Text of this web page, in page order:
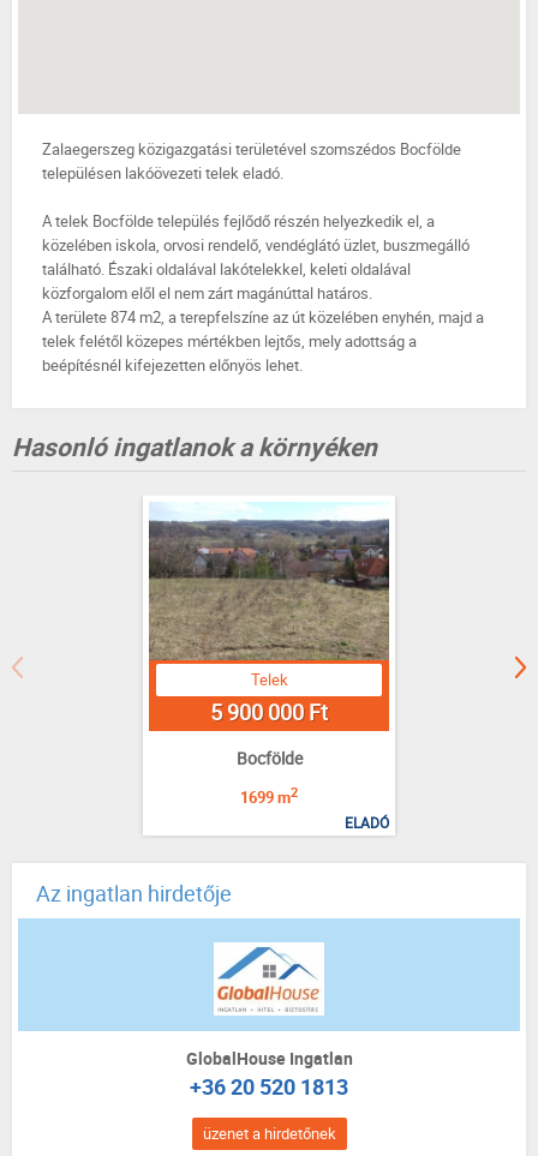
Zalaegerszeg közigazgatási területével szomszédos Bocfölde
településen lakóövezeti telek eladó.
A telek Bocfölde település fejlődő részén helyezkedik el, a
közelében iskola, orvosi rendelő, vendéglátó üzlet, buszmegálló
található. Északi oldalával lakótelekkel, keleti oldalával
közforgalom elől el nem zárt magánúttal határos.
A területe 874 m2, a terepfelszíne az út közelében enyhén, majd a
telek felétől közepes mértékben lejtős, mely adottság a
beépítésnél kifejezetten előnyös lehet.
Hasonló ingatlanok a környéken
Telek
5 900 000 Ft
Bocfölde
1699 m2
ELADÓ
Az ingatlan hirdetője
GlobalHouse Ingatlan
+36 20 520 1813
üzenet a hirdetőnek